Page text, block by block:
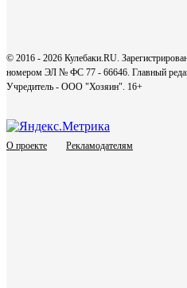
© 2016 - 2026 Кулебаки.RU.
номером ЭЛ № ФС 77 - 66646. Главный
Учредитель - ООО "Хозяин". 16+
О проекте Рекламодателям